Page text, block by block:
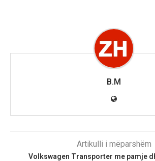
B.M
Artikulli i mëparshëm
Volkswagen Transporter me pamje